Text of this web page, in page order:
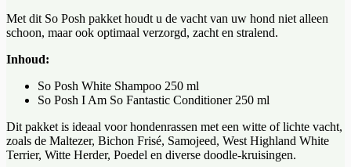
Met dit So Posh pakket houdt u de vacht van uw hond niet alleen
schoon, maar ook optimaal verzorgd, zacht en stralend.
Inhoud:
So Posh White Shampoo 250 ml
So Posh I Am So Fantastic Conditioner 250 ml
Dit pakket is ideaal voor hondenrassen met een witte of lichte vacht,
zoals de Maltezer, Bichon Frisé, Samojeed, West Highland White
Terrier, Witte Herder, Poedel en diverse doodle-kruisingen.